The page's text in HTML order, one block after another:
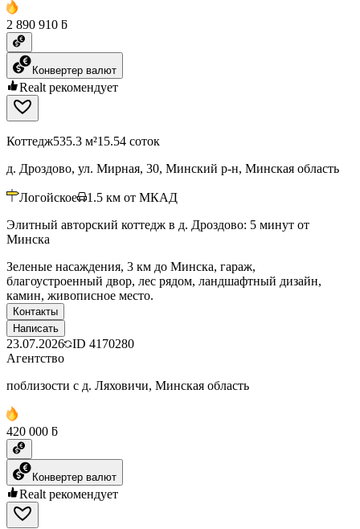
2 890 910 ƃ
Конвертер валют
Realt рекомендует
Коттедж535.3 м²15.54 соток
д. Дроздово, ул. Мирная, 30, Минский р-н, Минская область
Логойское 1.5 км от МКАД
Элитный авторский коттедж в д. Дроздово: 5 минут от
Минска
Зеленые насаждения, 3 км до Минска, гараж,
благоустроенный двор, лес рядом, ландшафтный дизайн,
камин, живописное место.
Контакты
Написать
23.07.2026 ID 4170280
Агентство
поблизости с д. Ляховичи, Минская область
420 000 ƃ
Конвертер валют
Realt рекомендует